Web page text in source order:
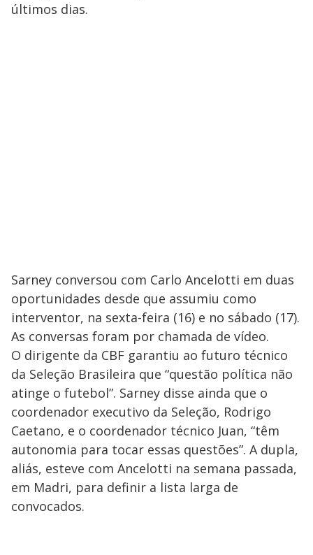
últimos dias.
Sarney conversou com Carlo Ancelotti em duas
oportunidades desde que assumiu como
interventor, na sexta-feira (16) e no sábado (17).
As conversas foram por chamada de vídeo.
O dirigente da CBF garantiu ao futuro técnico
da Seleção Brasileira que “questão política não
atinge o futebol”. Sarney disse ainda que o
coordenador executivo da Seleção, Rodrigo
Caetano, e o coordenador técnico Juan, “têm
autonomia para tocar essas questões”. A dupla,
aliás, esteve com Ancelotti na semana passada,
em Madri, para definir a lista larga de
convocados.